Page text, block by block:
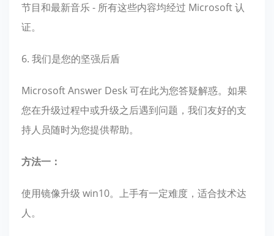
节目和最新音乐 - 所有这些内容均经过 Microsoft 认
证。
6. 我们是您的坚强后盾
Microsoft Answer Desk 可在此为您答疑解惑。如果
您在升级过程中或升级之后遇到问题，我们友好的支
持人员随时为您提供帮助。
方法一：
使用镜像升级 win10。上手有一定难度，适合技术达
人。